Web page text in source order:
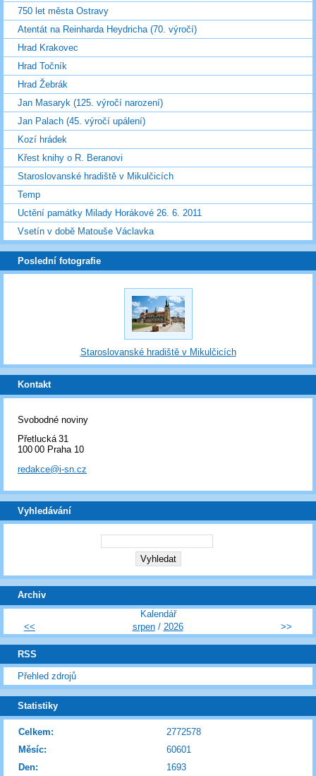
750 let města Ostravy
Atentát na Reinharda Heydricha (70. výročí)
Hrad Krakovec
Hrad Točník
Hrad Žebrák
Jan Masaryk (125. výročí narození)
Jan Palach (45. výročí upálení)
Kozí hrádek
Křest knihy o R. Beranovi
Staroslovanské hradiště v Mikulčicích
Temp
Uctění památky Milady Horákové 26. 6. 2011
Vsetín v době Matouše Václavka
Poslední fotografie
Staroslovanské hradiště v Mikulčicích
Kontakt
Svobodné noviny
Přetlucká 31
100 00 Praha 10
redakce@i-sn.cz
Vyhledávání
Archiv
Kalendář
<<
srpen/ 2026 >>
RSS
Přehled zdrojů
Statistiky
Celkem:
2772578
Měsíc:
60601
Den:
1693